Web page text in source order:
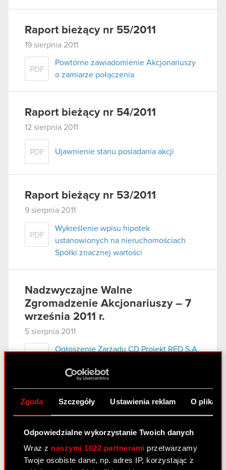
Zgoda Szczegóły Ustawienia reklam O
Odpowiedzialne wykorzystanie Twoich danych
Wraz z naszymi 1022 partnerami przetwarzamy
Twoje osobiste dane, np. adres IP, korzystając z
Raport bieżący nr 55/2011
19 sierpnia 2011
PDF
Powtórne zawiadomienie Akcjonariuszy
o zamiarze połączenia
Raport bieżący nr 54/2011
12 sierpnia 2011
PDF Ujawnienie stanu posiadania akcji
Raport bieżący nr 53/2011
9 sierpnia 2011
PDF
Wykreślenie wpisu hipotek
ustanowionych na nieruchomościach
Spółki znacznej wartości
Nadzwyczajne Walne
Zgromadzenie Akcjonariuszy – 7
września 2011 r.
5 sierpnia 2011
Ogłoszenie Zarządu CD Projekt RED S.A.
Zgromadzenia
Projekty uchwał Nadzwyczajnego
Walnego Zgromadzenia CD Projekt RED
S.A. zwołanego na dzień 7 września 2011
PDF
wykonywania prawa głosu przez
pełnomocnika